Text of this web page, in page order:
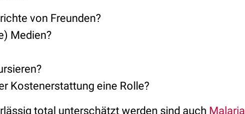
von Freunden?
Medien?
Kostenerstattung eine Rolle?
total unterschätzt werden sind auch Malaria